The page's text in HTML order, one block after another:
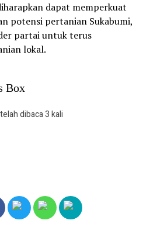
dapat memperkuat
potensi pertanian Sukabumi,
partai untuk terus
lokal.
Box
dibaca 3 kali